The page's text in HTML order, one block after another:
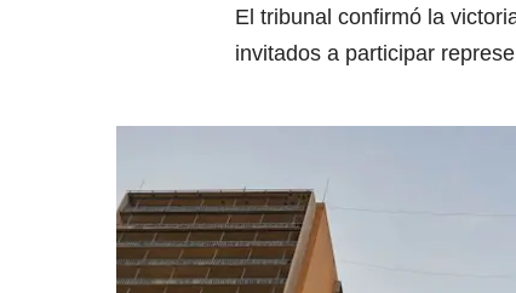
El tribunal confirmó la
invitados a participar